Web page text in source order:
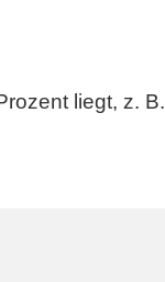
liegt, z. B.